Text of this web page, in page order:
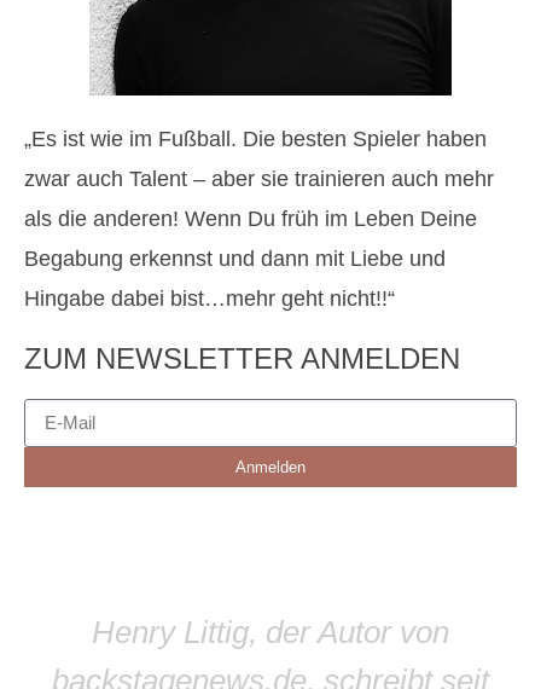
„Es ist wie im Fußball. Die besten Spieler haben
zwar auch Talent – aber sie trainieren auch mehr
als die anderen! Wenn Du früh im Leben Deine
Begabung erkennst und dann mit Liebe und
Hingabe dabei bist…mehr geht nicht!!“
ZUM NEWSLETTER ANMELDEN
Anmelden
Henry Littig, der Autor von
backstagenews.de, schreibt seit